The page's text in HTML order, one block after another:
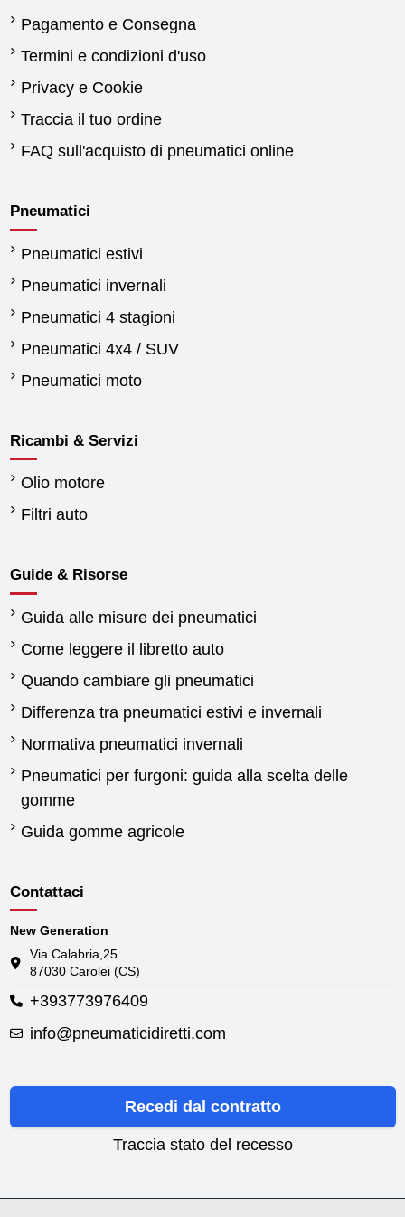
Pagamento e Consegna
Termini e condizioni d'uso
Privacy e Cookie
Traccia il tuo ordine
FAQ sull'acquisto di pneumatici online
Pneumatici
Pneumatici estivi
Pneumatici invernali
Pneumatici 4 stagioni
Pneumatici 4x4 / SUV
Pneumatici moto
Ricambi & Servizi
Olio motore
Filtri auto
Guide & Risorse
Guida alle misure dei pneumatici
Come leggere il libretto auto
Quando cambiare gli pneumatici
Differenza tra pneumatici estivi e invernali
Normativa pneumatici invernali
Pneumatici per furgoni: guida alla scelta delle
gomme
Guida gomme agricole
Contattaci
New Generation
Via Calabria,25
87030 Carolei (CS)
+393773976409
info@pneumaticidiretti.com
Recedi dal contratto
Traccia stato del recesso